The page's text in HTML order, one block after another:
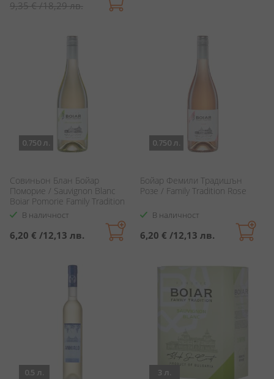
цена
9,35 €/18,29 лв.
0.750 л.
Совиньон Блан Бойар
Поморие / Sauvignon Blanc
Boiar Pomorie Family Tradition
В наличност
6,20 € /12,13 лв.
0.750 л.
Бойар Фемили Традишън
Розе / Family Tradition Rose
В наличност
6,20 € /12,13 лв.
0.5 л. 3 л.